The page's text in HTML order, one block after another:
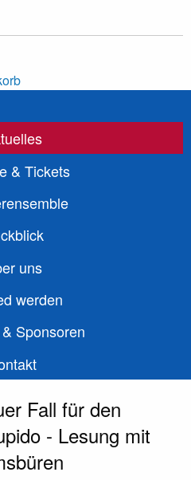
& Tickets
uns
werden
Sponsoren
Fall für den
- Lesung mit